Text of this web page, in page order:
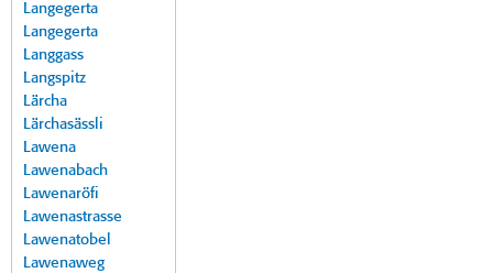
Langegerta
Langegerta
Langgass
Langspitz
Lärcha
Lärchasässli
Lawena
Lawenabach
Lawenaröfi
Lawenastrasse
Lawenatobel
Lawenaweg